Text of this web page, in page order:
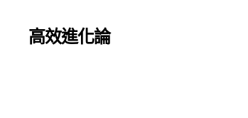
高效進化論